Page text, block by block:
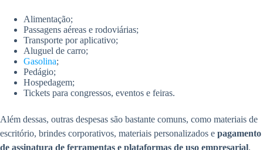
Alimentação;
Passagens aéreas e rodoviárias;
Transporte por aplicativo;
Aluguel de carro;
Gasolina;
Pedágio;
Hospedagem;
Tickets para congressos, eventos e feiras.
Além dessas, outras despesas são bastante comuns, como materiais de
escritório, brindes corporativos, materiais personalizados e pagamento
de assinatura de ferramentas e plataformas de uso empresarial.